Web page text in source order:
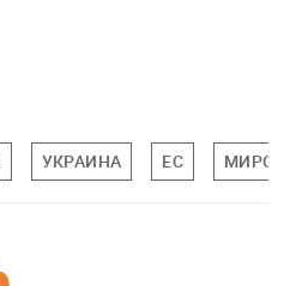
УКРАИНА ЕС